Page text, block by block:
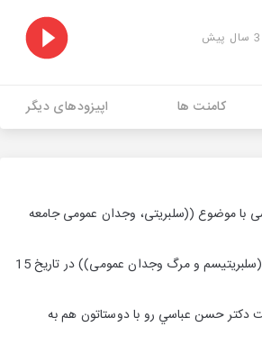
3 سال پیش
کامنت ها اپیزودهای دیگر
با موضوع ((سلبریتی، وجدان عمومی جامعه
اين سخنراني با موضوع ((سلبریتیسم و مرگ وجدان عمومی)) در تاريخ 15
دکتر حسن عباسي رو با دوستاتون هم به